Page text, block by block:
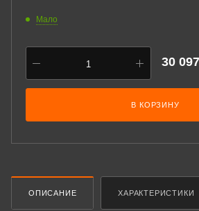
Мало
30
В КОРЗИНУ
ОПИСАНИЕ ХАРАКТЕРИСТИКИ